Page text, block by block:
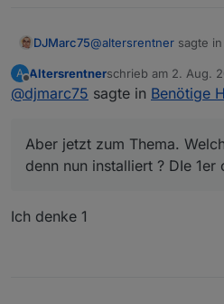
DJMarc75@altersrentner sagte in
Da hast Du aber
Aber jetzt zum Thema.
denn nun installiert ?
Und welche hattest Du
A
Offline
Altersrentnerschrieb am 2. Aug.
zuletzt editiert von
@djmarc75 sagte in Benötige
Aber jetzt zum Thema.
denn nun installiert ? DIe 1er
Ich denke 1